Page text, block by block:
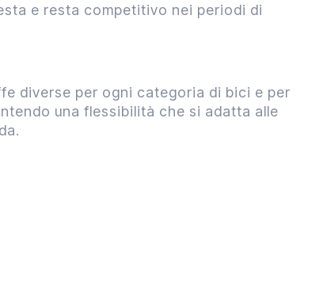
e resta competitivo nei periodi di
diverse per ogni categoria di bici e per
una flessibilità che si adatta alle